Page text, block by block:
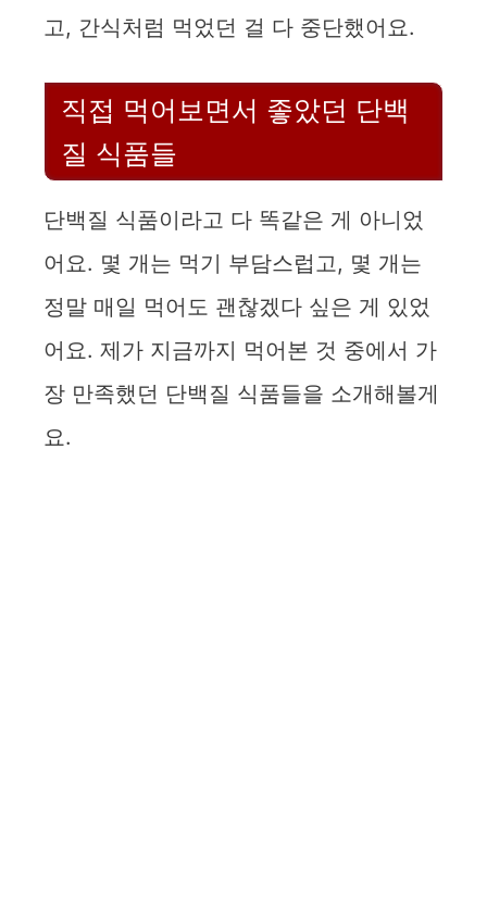
o
고, 간식처럼 먹었던 걸 다 중단했어요.
직접 먹어보면서 좋았던 단백
질 식품들
단백질 식품이라고 다 똑같은 게 아니었
어요. 몇 개는 먹기 부담스럽고, 몇 개는
정말 매일 먹어도 괜찮겠다 싶은 게 있었
어요. 제가 지금까지 먹어본 것 중에서 가
장 만족했던 단백질 식품들을 소개해볼게
요.